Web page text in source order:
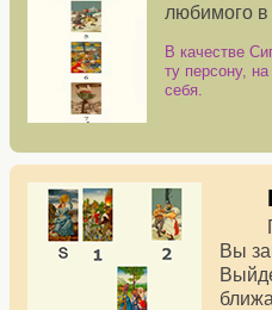
любимого
В качестве
ту персону,
себя.
Вы